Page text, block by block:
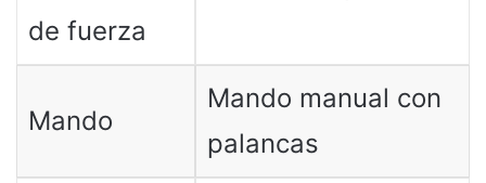
de fuerza
Mando
Mando manual con
palancas